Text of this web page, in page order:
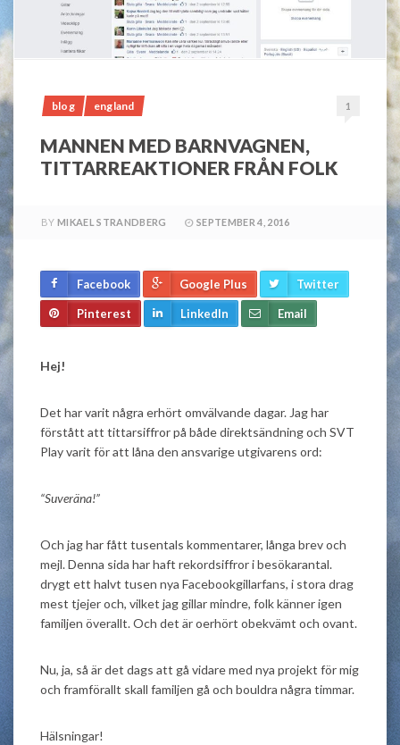
blog england 1
MANNEN MED BARNVAGNEN,
TITTARREAKTIONER FRÅN FOLK
BY MIKAEL STRANDBERG SEPTEMBER 4, 2016
Facebook Google Plus Twitter
Pinterest LinkedIn Email
Hej!
Det har varit några erhört omvälvande dagar. Jag har
förstått att tittarsiffror på både direktsändning och SVT
Play varit för att låna den ansvarige utgivarens ord:
“Suveräna!”
Och jag har fått tusentals kommentarer, långa brev och
mejl. Denna sida har haft rekordsiffror i besökarantal.
drygt ett halvt tusen nya Facebookgillarfans, i stora drag
mest tjejer och, vilket jag gillar mindre, folk känner igen
familjen överallt. Och det är oerhört obekvämt och ovant.
Nu, ja, så är det dags att gå vidare med nya projekt för mig
och framförallt skall familjen gå och bouldra några timmar.
Hälsningar!